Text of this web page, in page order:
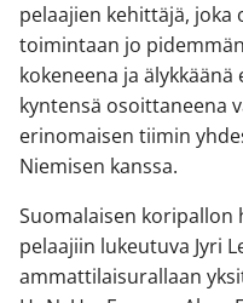
pelaajien kehittäjä, joka
toimintaan jo
kokeneena ja
kyntensä osoittaneena
erinomaisen tiimin
Niemisen kanssa.
Suomalaisen koripallon
pelaajiin lukeutuva Jyri
ammattilaisurallaan